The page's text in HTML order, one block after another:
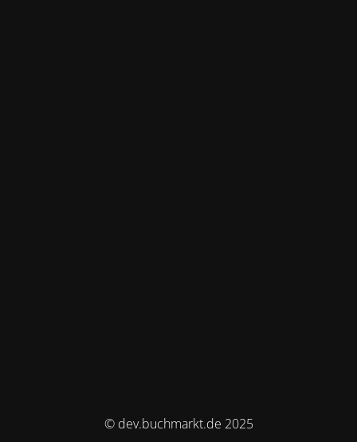
© dev.buchmarkt.de 2025